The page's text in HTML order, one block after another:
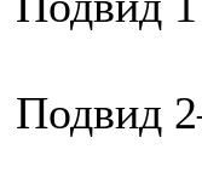
Подвид